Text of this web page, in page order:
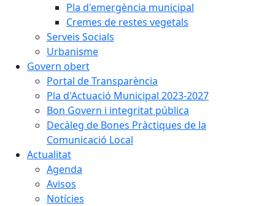
Pla d'emergència municipal
Cremes de restes vegetals
Serveis Socials
Urbanisme
Govern obert
Portal de Transparència
Pla d'Actuació Municipal 2023-2027
Bon Govern i integritat pública
Decàleg de Bones Pràctiques de la
Comunicació Local
Actualitat
Agenda
Avisos
Notícies